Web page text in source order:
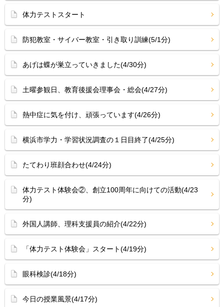
体力テストスタート
防犯教室・サイバー教室・引き取り訓練(5/1分)
あげは蝶が巣立っていきました(4/30分)
土曜参観日、教育後援会理事会・総会(4/27分)
熱中症に気を付け、頑張っています(4/26分)
横浜市学力・学習状況調査の１日目終了(4/25分)
たてわり班顔合わせ(4/24分)
体力テスト体験会②、創立100周年に向けての活動(4/23
分)
外国人講師、理科支援員の紹介(4/22分)
「体力テスト体験会」スタート(4/19分)
眼科検診(4/18分)
今日の授業風景(4/17分)